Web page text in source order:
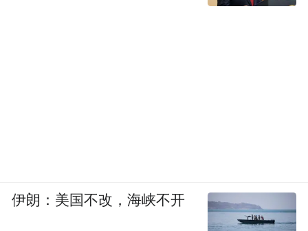
伊朗：美国不改，海峡不开